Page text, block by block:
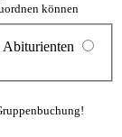
können